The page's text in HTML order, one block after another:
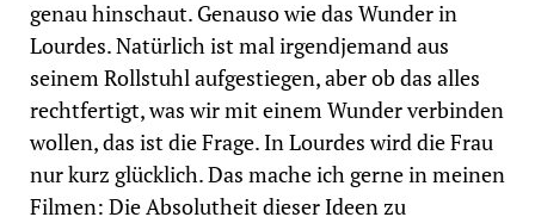
genau hinschaut. Genauso wie das Wunder in
Lourdes. Natürlich ist mal irgendjemand aus
seinem Rollstuhl aufgestiegen, aber ob das alles
rechtfertigt, was wir mit einem Wunder verbinden
wollen, das ist die Frage. In Lourdes wird die Frau
nur kurz glücklich. Das mache ich gerne in meinen
Filmen: Die Absolutheit dieser Ideen zu